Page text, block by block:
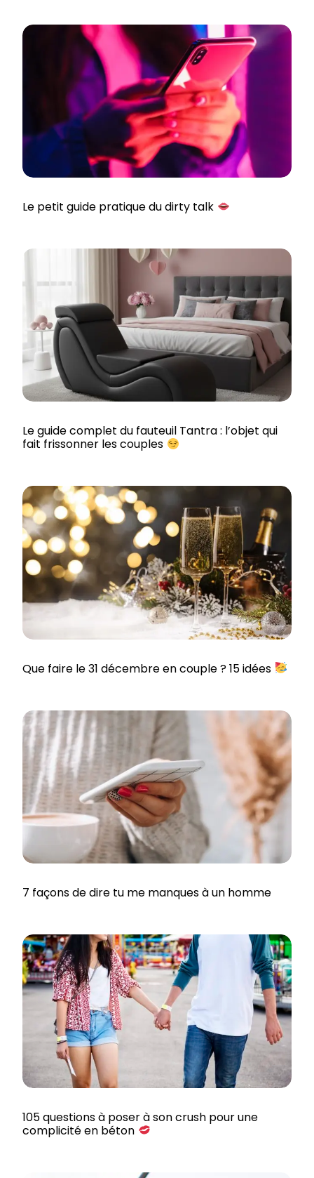
Le petit guide pratique du dirty talk
Le guide complet du fauteuil Tantra : l’objet qui
fait frissonner les couples
Que faire le 31 décembre en couple ? 15 idées
7 façons de dire tu me manques à un homme
105 questions à poser à son crush pour une
complicité en béton